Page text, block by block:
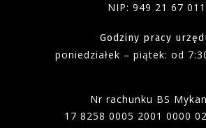
NIP: 949 21 67 011
Godziny pracy
poniedziałek – piątek: od
Nr rachunku BS
17 8258 0005 2001 0000